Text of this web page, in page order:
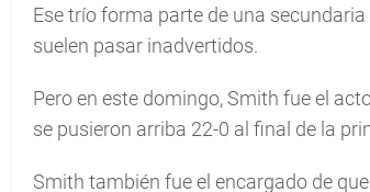
Ese trío forma parte de una
suelen pasar inadvertidos.
Pero en este domingo, Smith fue el
se pusieron arriba 22-0 al final de la
Smith también fue el encargado de